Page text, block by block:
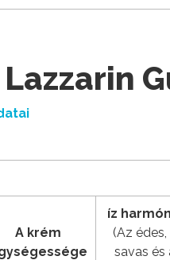
A krém
íz
(Az édes,
savas és